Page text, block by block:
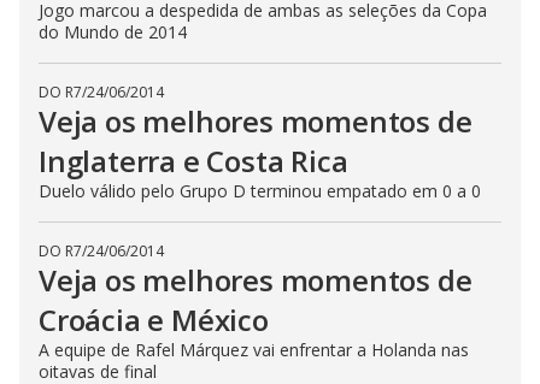
Jogo marcou a despedida de ambas as seleções da Copa
do Mundo de 2014
DO R7/24/06/2014
Veja os melhores momentos de
Inglaterra e Costa Rica
Duelo válido pelo Grupo D terminou empatado em 0 a 0
DO R7/24/06/2014
Veja os melhores momentos de
Croácia e México
A equipe de Rafel Márquez vai enfrentar a Holanda nas
oitavas de final